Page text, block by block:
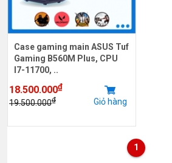
Case gaming main ASUS Tuf
Gaming B560M Plus, CPU
I7-11700, ..
18.500.000₫
19.500.000₫ Giỏ hàng
1